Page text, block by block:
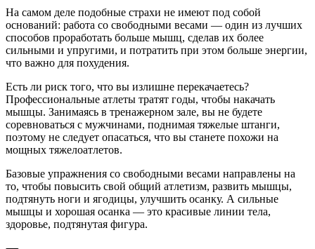
На самом деле подобные страхи не имеют под собой
оснований: работа со свободными весами — один из лучших
способов проработать больше мышц, сделав их более
сильными и упругими, и потратить при этом больше энергии,
что важно для похудения.
Есть ли риск того, что вы излишне перекачаетесь?
Профессиональные атлеты тратят годы, чтобы накачать
мышцы. Занимаясь в тренажерном зале, вы не будете
соревноваться с мужчинами, поднимая тяжелые штанги,
поэтому не следует опасаться, что вы станете похожи на
мощных тяжелоатлетов.
Базовые упражнения со свободными весами направлены на
то, чтобы повысить свой общий атлетизм, развить мышцы,
подтянуть ноги и ягодицы, улучшить осанку. А сильные
мышцы и хорошая осанка — это красивые линии тела,
здоровье, подтянутая фигура.